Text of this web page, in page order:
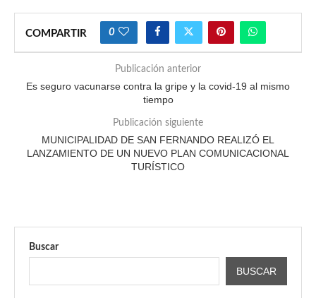
COMPARTIR 0
Publicación anterior
Es seguro vacunarse contra la gripe y la covid-19 al mismo
tiempo
Publicación siguiente
MUNICIPALIDAD DE SAN FERNANDO REALIZÓ EL
LANZAMIENTO DE UN NUEVO PLAN COMUNICACIONAL
TURÍSTICO
Buscar
BUSCAR